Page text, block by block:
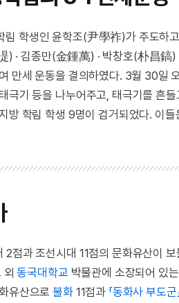
림 학생인 윤학조(尹學祚)가 주도하
) · 김종만(金鍾萬) · 박창호(朴昌鎬)
만세 운동을 결의하였다. 3월 30일
극기 등을 나누어주고, 태극기를 흔
방 학림 학생 9명이 검거되었다. 이
2점과 조선시대 11점의 문화유산이
외동국대학교 박물관에 소장되어 있는
유산으로불화11점과 「동화사 부도군」